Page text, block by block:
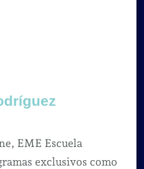
EME Escuela
exclusivos como